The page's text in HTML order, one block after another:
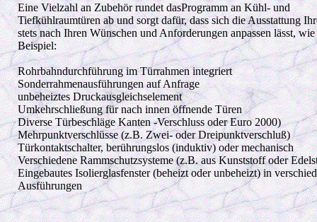
Eine Vielzahl an Zubehör rundet dasProgramm an Kühl- und
Tiefkühlraumtüren ab und sorgt dafür, dass sich die Ausstattung
stets nach Ihren Wünschen und Anforderungen anpassen lässt,
Beispiel:
Rohrbahndurchführung im Türrahmen integriert
Sonderrahmenausführungen auf Anfrage
unbeheiztes Druckausgleichselement
Umkehrschließung für nach innen öffnende Türen
Diverse Türbeschläge Kanten -Verschluss oder Euro 2000)
Mehrpunktverschlüsse (z.B. Zwei- oder Dreipunktverschluß)
Türkontaktschalter, berührungslos (induktiv) oder mechanisch
Verschiedene Rammschutzsysteme (z.B. aus Kunststoff oder
Eingebautes Isolierglasfenster (beheizt oder unbeheizt) in
Ausführungen